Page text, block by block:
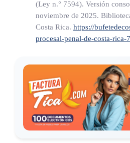
(Ley n.° 7594). Versión
noviembre de 2025.
Costa Rica. https://
procesal-penal-de-costa-rica-